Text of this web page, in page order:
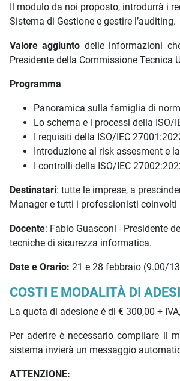
Il modulo da noi proposto, introdurrà i
Sistema di Gestione e gestire l’auditing.
Valore aggiunto delle informazioni
Presidente della Commissione Tecnica
Programma
Panoramica sulla famiglia di
Lo schema e i processi della ISO/
I requisiti della ISO/IEC
Introduzione al risk assesment e
I controlli della ISO/IEC
Destinatari: tutte le imprese, a
Manager e tutti i professionisti
Docente: Fabio Guasconi - Presidente
tecniche di sicurezza informatica.
Date e Orario: 21 e 28 febbraio (9.00/
COSTI E MODALITÀ DI
La quota di adesione è di € 300,00 +
Per aderire è necessario compilare il
sistema invierà un messaggio
ATTENZIONE: